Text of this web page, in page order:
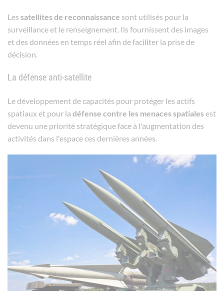
Les satellitesde reconnaissance sont utilisés pour la
surveillance et le renseignement. Ils fournissent des images
et des données en temps réel afin de faciliter la prise de
décision.
La défense anti-satellite
Le développement de capacités pour protéger les actifs
spatiaux et pour la défense contre les menaces spatialesest
devenu une priorité stratégique face à l'augmentation des
activités dans l'espace ces dernières années.